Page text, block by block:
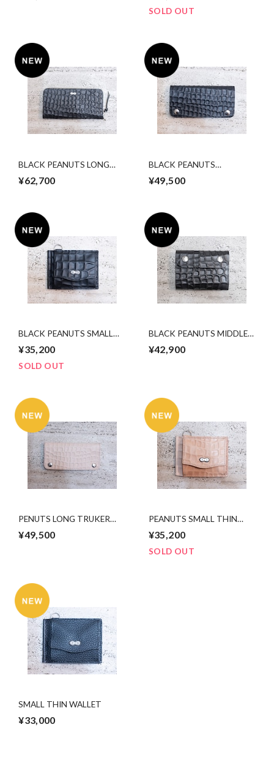
SOLD OUT
BLACK PEANUTS LONG
¥62,700
BLACK PEANUTS
(HP限定発売)
¥49,500
BLACK PEANUTS SMALL
THIN WALLET(HP限定発売)
¥35,200
SOLD OUT
BLACK PEANUTS MIDDLE
TRUCKER WALLET (HP限定
発売)
¥42,900
PENUTS LONG TRUKER
WALLET (HP限定発売)
¥49,500
PEANUTS SMALL THIN
WALLET(HP限定販売)
¥35,200
SOLD OUT
SMALL THIN WALLET
¥33,000